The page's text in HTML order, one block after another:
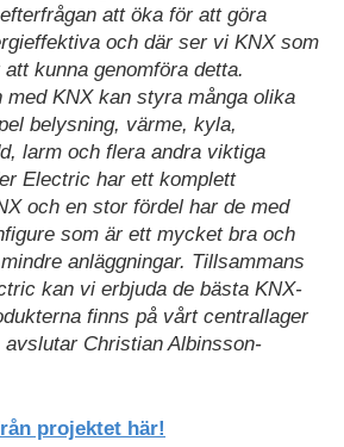
att öka för att göra
och där ser vi KNX som
kunna genomföra detta.
med KNX kan styra många olika
belysning, värme, kyla,
larm och flera andra viktiga
Electric har ett komplett
och en stor fördel har de med
som är ett mycket bra och
anläggningar. Tillsammans
kan vi erbjuda de bästa KNX-
finns på vårt centrallager
Christian Albinsson-
projektet här!